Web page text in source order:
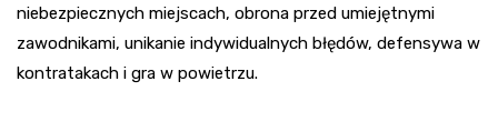
niebezpiecznych miejscach, obrona przed umiejętnymi
zawodnikami, unikanie indywidualnych błędów, defensywa w
kontratakach i gra w powietrzu.